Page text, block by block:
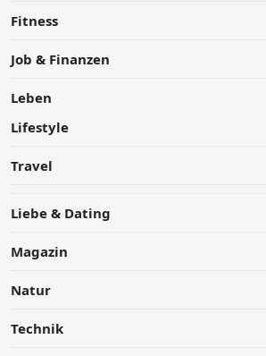
Fitness
Job & Finanzen
Leben
Lifestyle
Travel
Liebe & Dating
Magazin
Natur
Technik